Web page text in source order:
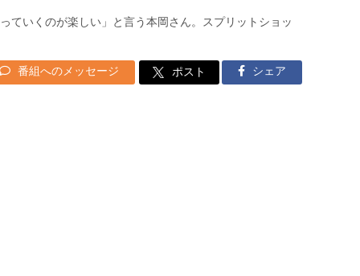
ていくのが楽しい」と言う本岡さん。スプリットショッ
番組へのメッセージ ポスト シェア